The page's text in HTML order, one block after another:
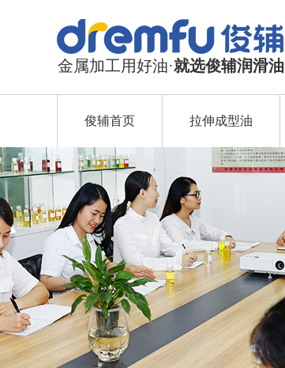
金属加工用好油·就选俊辅润滑油
俊辅首页 拉伸成型油